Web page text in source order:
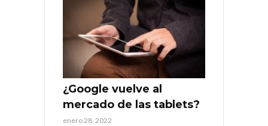
¿Google vuelve al
mercado de las tablets?
enero 28, 2022